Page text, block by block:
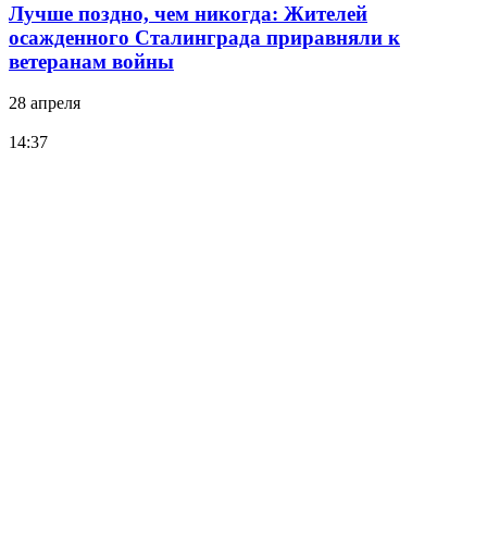
Лучше поздно, чем никогда: Жителей
осажденного Сталинграда приравняли к
ветеранам войны
28 апреля
14:37